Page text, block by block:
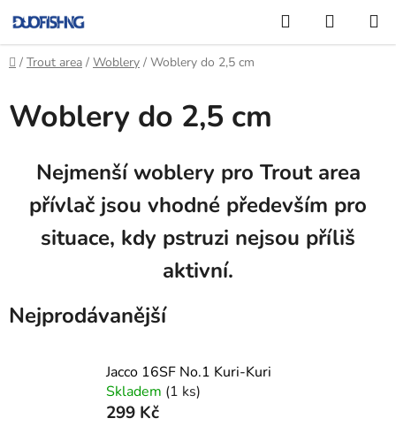
na
obsah
Hledat
KOŠÍK
Domů
/ Trout area / Woblery / Woblery do 2,5 cm
Woblery do 2,5 cm
Nejmenší woblery pro Trout area
přívlač jsou vhodné především pro
situace, kdy pstruzi nejsou příliš
aktivní.
Nejprodávanější
Jacco 16SF No.1 Kuri-Kuri
Skladem (1 ks)
299 Kč